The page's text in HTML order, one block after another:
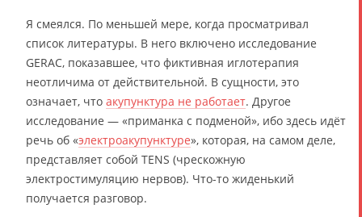
Я смеялся. По меньшей мере, когда просматривал
список литературы. В него включено исследование
GERAC, показавшее, что фиктивная иглотерапия
неотличима от действительной. В сущности, это
означает, что акупунктура не работает. Другое
исследование — «приманка с подменой», ибо здесь идёт
речь об «электроакупунктуре», которая, на самом деле,
представляет собой TENS (чрескожную
электростимуляцию нервов). Что-то жиденький
получается разговор.